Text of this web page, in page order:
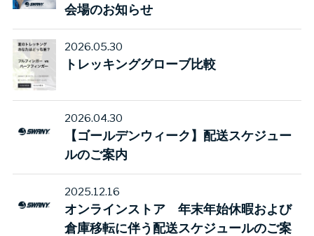
会場のお知らせ
2026.05.30
トレッキンググローブ比較
2026.04.30
【ゴールデンウィーク】配送スケジュー
ルのご案内
2025.12.16
オンラインストア 年末年始休暇および
倉庫移転に伴う配送スケジュールのご案